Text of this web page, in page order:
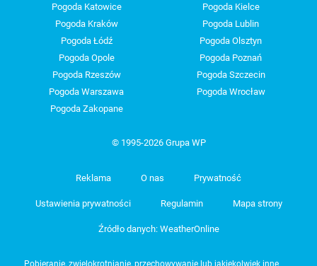
Pogoda Katowice
Pogoda Kielce
Pogoda Kraków
Pogoda Lublin
Pogoda Łódź
Pogoda Olsztyn
Pogoda Opole
Pogoda Poznań
Pogoda Rzeszów
Pogoda Szczecin
Pogoda Warszawa
Pogoda Wrocław
Pogoda Zakopane
© 1995-2026 Grupa WP
Reklama O nas Prywatność
Ustawienia prywatności Regulamin Mapa strony
Źródło danych: WeatherOnline
Pobieranie, zwielokrotnianie, przechowywanie lub jakiekolwiek inne